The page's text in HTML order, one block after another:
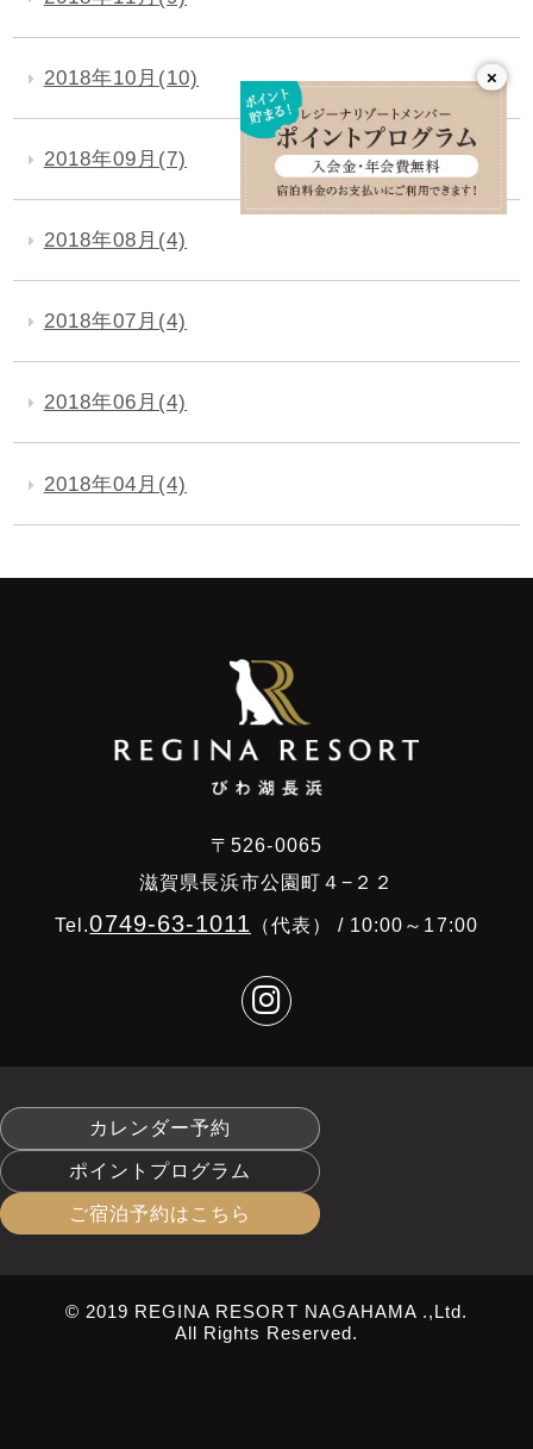
2018年10月(10)
2018年09月(7)
2018年08月(4)
2018年07月(4)
2018年06月(4)
2018年04月(4)
〒526-0065
滋賀県長浜市公園町４−２２
Tel.0749-63-1011 （代表） / 10:00～17:00
カレンダー予約
ポイントプログラム
ご宿泊予約はこちら
© 2019 REGINA RESORT NAGAHAMA .,Ltd.
All Rights Reserved.
×